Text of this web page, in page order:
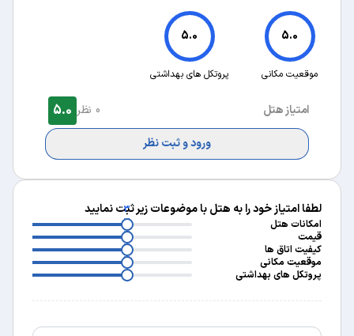
5.0
موقعیت مکانی
5.0
پروتکل های بهداشتی
امتیاز هتل 0 نظر 5.0
ورود و ثبت نظر
لطفا امتیاز خود را به هتل با موضوعات زیر ثبت نمایید
امکانات هتل
3
قیمت
3
کیفیت اتاق ها
3
موقعیت مکانی
3
پروتکل های بهداشتی
3